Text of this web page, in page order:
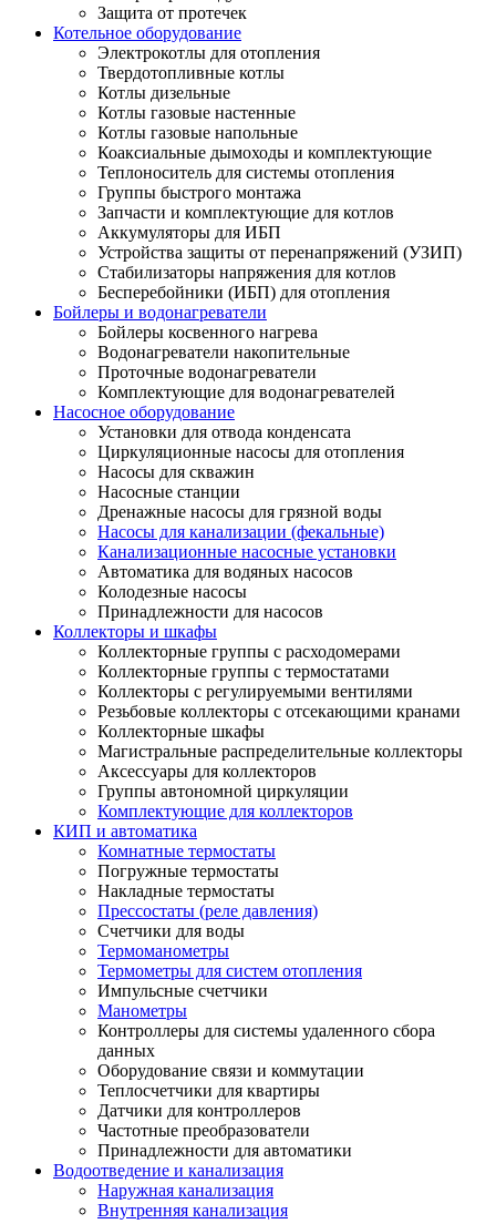
Защита от протечек
Котельное оборудование
Электрокотлы для отопления
Твердотопливные котлы
Котлы дизельные
Котлы газовые настенные
Котлы газовые напольные
Коаксиальные дымоходы и комплектующие
Теплоноситель для системы отопления
Группы быстрого монтажа
Запчасти и комплектующие для котлов
Аккумуляторы для ИБП
Устройства защиты от перенапряжений (УЗИП)
Стабилизаторы напряжения для котлов
Бесперебойники (ИБП) для отопления
Бойлеры и водонагреватели
Бойлеры косвенного нагрева
Водонагреватели накопительные
Проточные водонагреватели
Комплектующие для водонагревателей
Насосное оборудование
Установки для отвода конденсата
Циркуляционные насосы для отопления
Насосы для скважин
Насосные станции
Дренажные насосы для грязной воды
Насосы для канализации (фекальные)
Канализационные насосные установки
Автоматика для водяных насосов
Колодезные насосы
Принадлежности для насосов
Коллекторы и шкафы
Коллекторные группы с расходомерами
Коллекторные группы с термостатами
Коллекторы с регулируемыми вентилями
Резьбовые коллекторы с отсекающими кранами
Коллекторные шкафы
Магистральные распределительные коллекторы
Аксессуары для коллекторов
Группы автономной циркуляции
Комплектующие для коллекторов
КИП и автоматика
Комнатные термостаты
Погружные термостаты
Накладные термостаты
Прессостаты (реле давления)
Счетчики для воды
Термоманометры
Термометры для систем отопления
Импульсные счетчики
Манометры
Контроллеры для системы удаленного сбора
данных
Оборудование связи и коммутации
Теплосчетчики для квартиры
Датчики для контроллеров
Частотные преобразователи
Принадлежности для автоматики
Водоотведение и канализация
Наружная канализация
Внутренняя канализация